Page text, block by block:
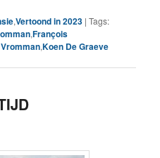
,Vertoond in 2023 |Tags:
,François
,Koen De Graeve